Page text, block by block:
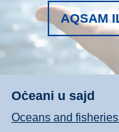
AQSAM
Oċeani u sajd
Oceans and